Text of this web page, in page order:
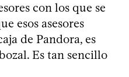
con los que se
esos asesores
de Pandora, es
Es tan sencillo